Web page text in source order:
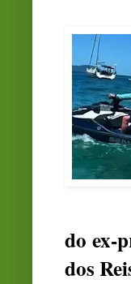
do ex-
dos